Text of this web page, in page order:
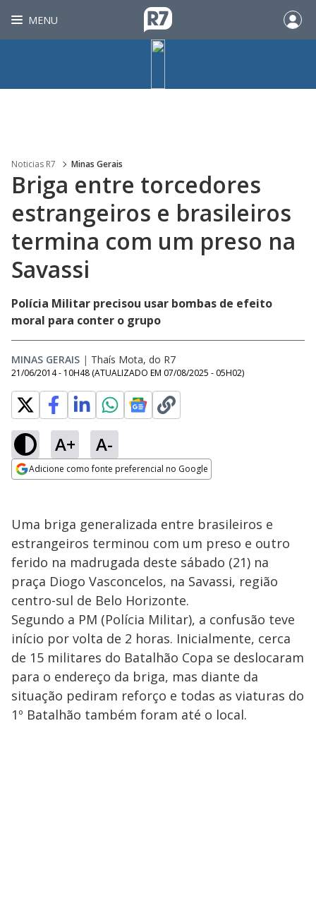
MENU
Noticias R7 Minas Gerais
Briga entre torcedores
estrangeiros e brasileiros
termina com um preso na
Savassi
Polícia Militar precisou usar bombas de efeito
moral para conter o grupo
MINAS GERAIS | Thaís Mota, do R7
21/06/2014 - 10H48 (ATUALIZADO EM 07/08/2025 - 05H02)
A+ A-
Adicione como fonte preferencial no Google
Uma briga generalizada entre brasileiros e
estrangeiros terminou com um preso e outro
ferido na madrugada deste sábado (21) na
praça Diogo Vasconcelos, na Savassi, região
centro-sul de Belo Horizonte.
Segundo a PM (Polícia Militar), a confusão teve
início por volta de 2 horas. Inicialmente, cerca
de 15 militares do Batalhão Copa se deslocaram
para o endereço da briga, mas diante da
situação pediram reforço e todas as viaturas do
1º Batalhão também foram até o local.